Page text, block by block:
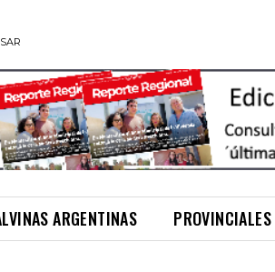
ARGENTINAS PROVINCIALES